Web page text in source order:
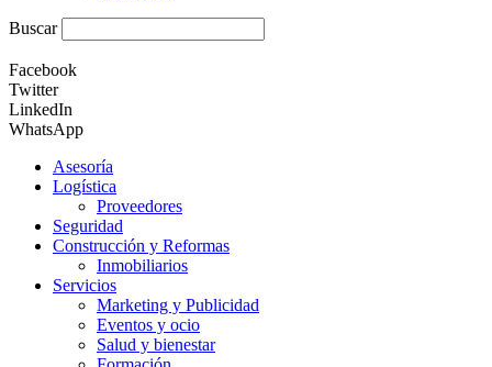
Buscar
Facebook
Twitter
LinkedIn
WhatsApp
Asesoría
Logística
Proveedores
Seguridad
Construcción y Reformas
Inmobiliarios
Servicios
Marketing y Publicidad
Eventos y ocio
Salud y bienestar